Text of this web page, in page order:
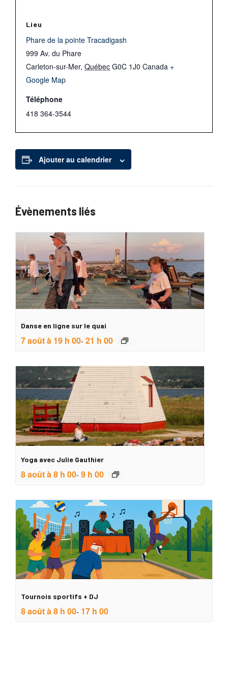
Lieu
Phare de la pointe Tracadigash
999 Av. du Phare
Carleton-sur-Mer, Québec G0C 1J0 Canada +
Google Map
Téléphone
418 364-3544
Ajouter au calendrier
Évènements liés
Danse en ligne sur le quai
7 août à 19 h 00- 21 h 00
Yoga avec Julie Gauthier
8 août à 8 h 00- 9 h 00
Tournois sportifs + DJ
8 août à 8 h 00- 17 h 00